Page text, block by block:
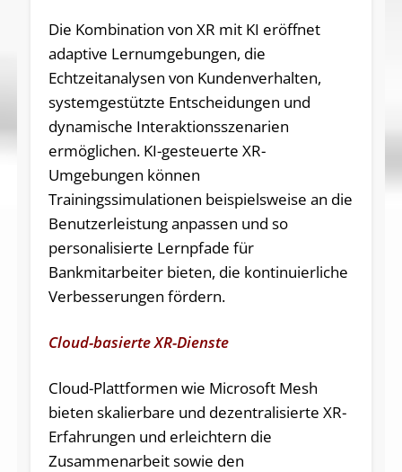
Die Kombination von XR mit KI eröffnet
adaptive Lernumgebungen, die
Echtzeitanalysen von Kundenverhalten,
systemgestützte Entscheidungen und
dynamische Interaktionsszenarien
ermöglichen. KI-gesteuerte XR-
Umgebungen können
Trainingssimulationen beispielsweise an die
Benutzerleistung anpassen und so
personalisierte Lernpfade für
Bankmitarbeiter bieten, die kontinuierliche
Verbesserungen fördern.
Cloud-basierte XR-Dienste
Cloud-Plattformen wie Microsoft Mesh
bieten skalierbare und dezentralisierte XR-
Erfahrungen und erleichtern die
Zusammenarbeit sowie den